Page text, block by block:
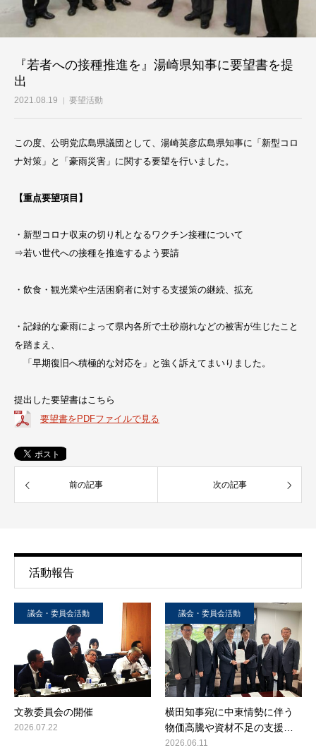
『若者への接種推進を』湯崎県知事に要望書を提
出
2021.08.19 要望活動
この度、公明党広島県議団として、湯崎英彦広島県知事に「新型コロ
ナ対策」と「豪雨災害」に関する要望を行いました。
【重点要望項目】
・新型コロナ収束の切り札となるワクチン接種について
⇒若い世代への接種を推進するよう要請
・飲食・観光業や生活困窮者に対する支援策の継続、拡充
・記録的な豪雨によって県内各所で土砂崩れなどの被害が生じたこと
を踏まえ、
「早期復旧へ積極的な対応を」と強く訴えてまいりました。
提出した要望書はこちら
要望書をPDFファイルで見る
前の記事 次の記事
活動報告
議会・委員会活動
文教委員会の開催
2026.07.22
議会・委員会活動
横田知事宛に中東情勢に伴う
物価高騰や資材不足の支援…
2026.06.11